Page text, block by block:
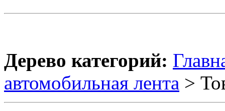
Дерево категорий:
автомобильная лента >